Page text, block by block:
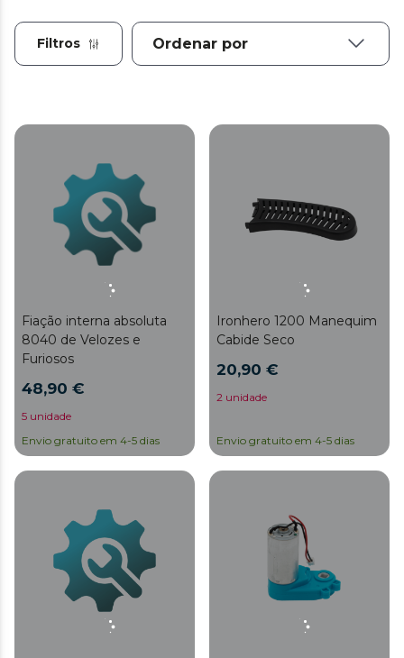
Filtros
Fiação interna absoluta
8040 de Velozes e
Furiosos
48,90 €
5 unidade
Envio gratuito em 4-5 dias
Ironhero 1200 Manequim
Cabide Seco
20,90 €
2 unidade
Envio gratuito em 4-5 dias